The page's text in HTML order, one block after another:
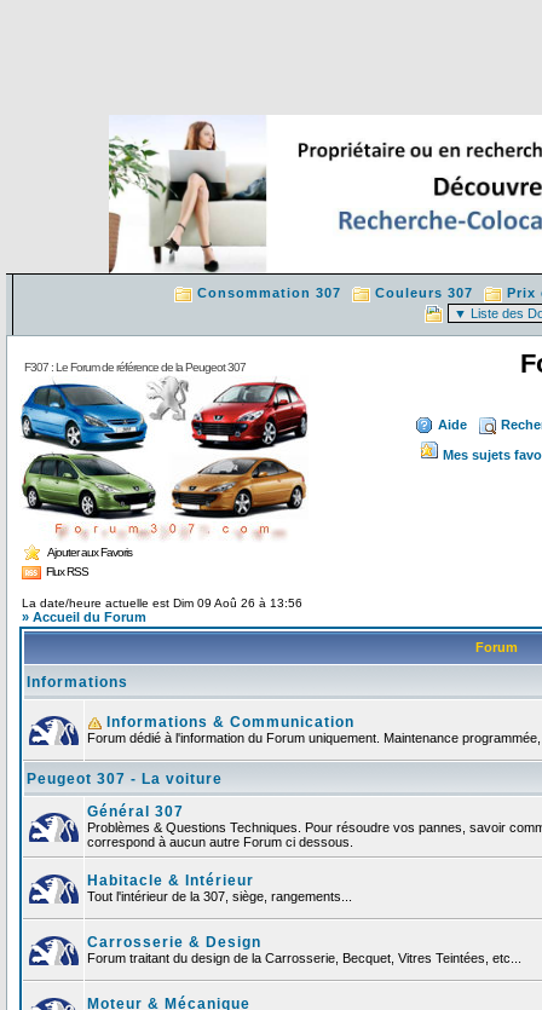
Consommation 307 Couleurs 307 Prix
F307 : Le Forum de référence de la Peugeot 307
Ajouter aux Favoris
Flux RSS
Aide
Mes sujets
La date/heure actuelle est Dim 09 Aoû 26 à 13:56
» Accueil du Forum
Forum
Informations
Informations & Communication
Forum dédié à l'information du Forum uniquement. Maintenance
Peugeot 307 - La voiture
Général 307
Problèmes & Questions Techniques. Pour résoudre vos pannes, savoir
correspond à aucun autre Forum ci dessous.
Habitacle & Intérieur
Tout l'intérieur de la 307, siège, rangements...
Carrosserie & Design
Forum traitant du design de la Carrosserie, Becquet, Vitres Teintées, etc...
Moteur & Mécanique